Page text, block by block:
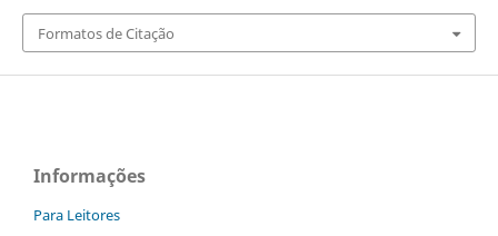
Formatos de Citação
Informações
Para Leitores